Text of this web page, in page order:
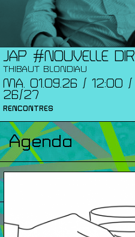
JAP #NOUVELLE
THIBAUT BLONDIAU
MA. 01.09.26 / 12:00 /
26/27
RENCONTRES
Agenda
Éditions